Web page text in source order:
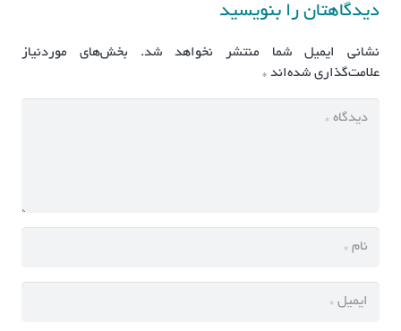
دیدگاهتان را بنویسید
نشانی ایمیل شما منتشر نخواهد شد.
بخش‌های موردنیاز
علامت‌گذاری شده‌اند *